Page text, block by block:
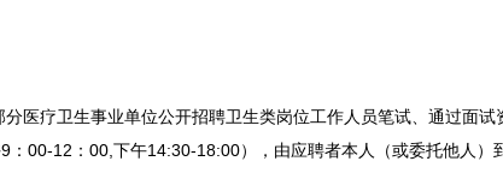
分医疗卫生事业单位公开招聘卫生类岗位工作人员笔试、通过面
：00-12：00,下午14:30-18:00），由应聘者本人（或委托他人